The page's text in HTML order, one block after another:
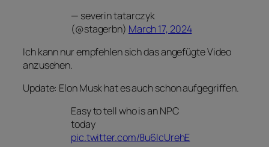
— severin tatarczyk
(@stagerbn) March 17, 2024
Ich kann nur empfehlen sich das angefügte Video
anzusehen.
Update: Elon Musk hat es auch schon aufgegriffen.
Easy to tell who is an NPC
today
pic.twitter.com/8u6IcUrehE